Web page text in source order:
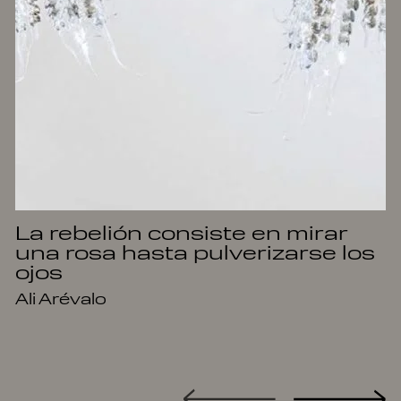
La rebelión consiste en mirar
una rosa hasta pulverizarse los
ojos
Ali Arévalo